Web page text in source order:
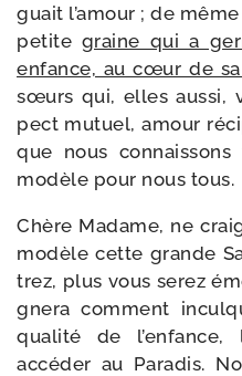
guait l’a­mour ; de
petite graine qui a
enfance, au cœur de
sœurs qui, elles aus­si,
pect mutuel, amour
que nous connais­sons
modèle pour nous tous.
Chère Madame, ne
modèle cette grande
trez, plus vous serez
gne­ra com­ment
qua­li­té de l’en­fance,
accé­der au Paradis.